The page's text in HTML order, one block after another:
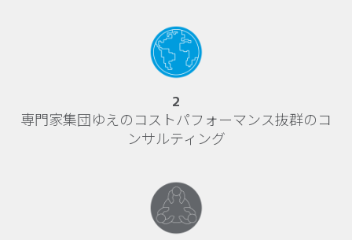
2
専門家集団ゆえのコストパフォーマンス抜群のコ
ンサルティング